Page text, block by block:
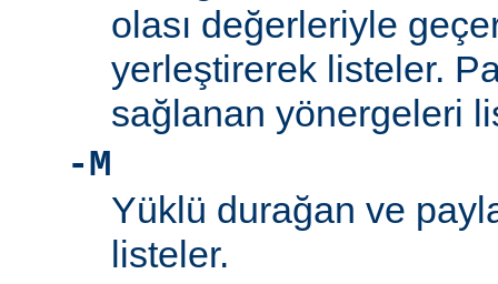
olası değerleriyle
yerleştirerek listeler.
sağlanan yönergeleri
-M
Yüklü durağan ve
listeler.